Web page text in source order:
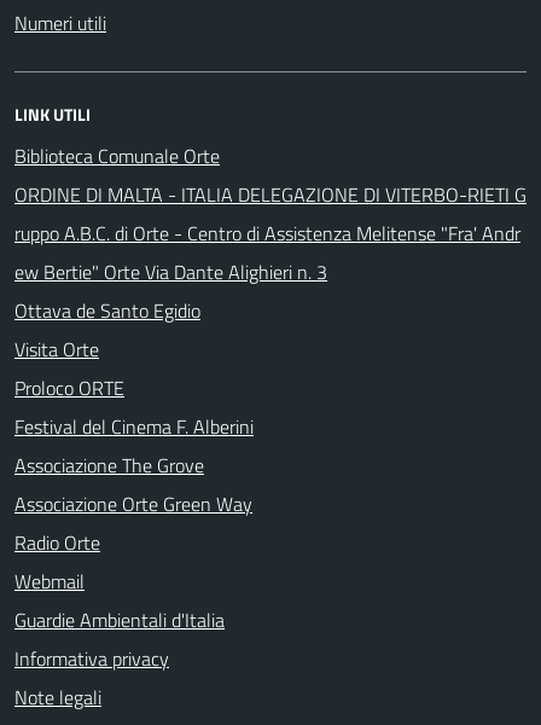
Numeri utili
LINK UTILI
Biblioteca Comunale Orte
ORDINE DI MALTA - ITALIA DELEGAZIONE DI VITERBO-RIETI G
ruppo A.B.C. di Orte - Centro di Assistenza Melitense "Fra' Andr
ew Bertie" Orte Via Dante Alighieri n. 3
Ottava de Santo Egidio
Visita Orte
Proloco ORTE
Festival del Cinema F. Alberini
Associazione The Grove
Associazione Orte Green Way
Radio Orte
Webmail
Guardie Ambientali d'Italia
Informativa privacy
Note legali